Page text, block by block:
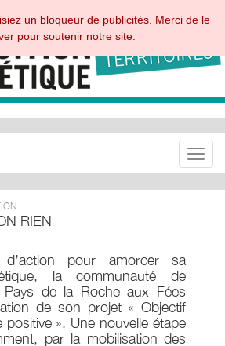
RIEN
pour amorcer sa
la communauté de
Pays de la Roche aux Fées
de son projet « Objectif
positive ». Une nouvelle étape
par la mobilisation des
un bloqueur de publicités. Merci de le
pour soutenir notre site.